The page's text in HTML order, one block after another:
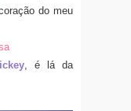
do meu
, é lá da